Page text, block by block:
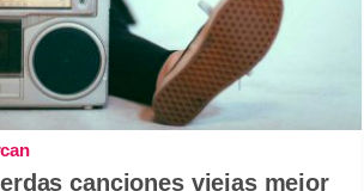
canciones viejas mejor